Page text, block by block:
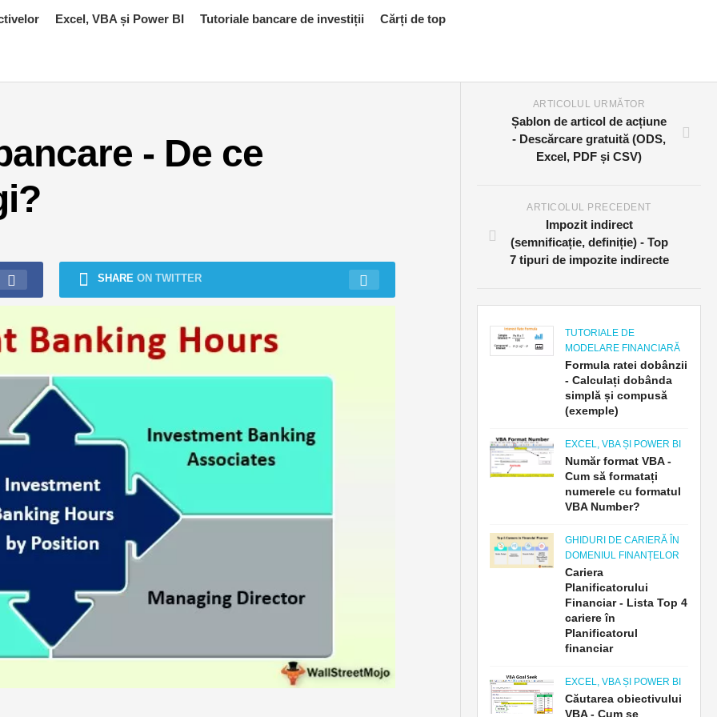
Excel, VBA și Power BI Tutoriale bancare de investiții Cărți de top
- De ce
SHARE ON TWITTER
ARTICOLUL URMĂTOR
Șablon de articol de acțiune
- Descărcare gratuită (ODS,
Excel, PDF și CSV)
ARTICOLUL PRECEDENT
Impozit indirect
(semnificație, definiție) - Top
7 tipuri de impozite indirecte
TUTORIALE DE
MODELARE FINANCIARĂ
Formula ratei dobânzii
- Calculați dobânda
simplă și compusă
(exemple)
EXCEL, VBA ȘI POWER BI
Număr format VBA -
Cum să formatați
numerele cu formatul
VBA Number?
GHIDURI DE CARIERĂ ÎN
DOMENIUL FINANȚELOR
Cariera
Planificatorului
Financiar - Lista Top 4
cariere în
Planificatorul
financiar
EXCEL, VBA ȘI POWER BI
Căutarea obiectivului
VBA - Cum se